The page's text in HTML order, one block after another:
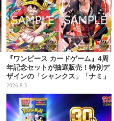
『ワンピース カードゲーム』4周
年記念セットが抽選販売！特別デ
ザインの「シャンクス」「ナミ」
など9枚のプロモカードを収録
2026.8.3